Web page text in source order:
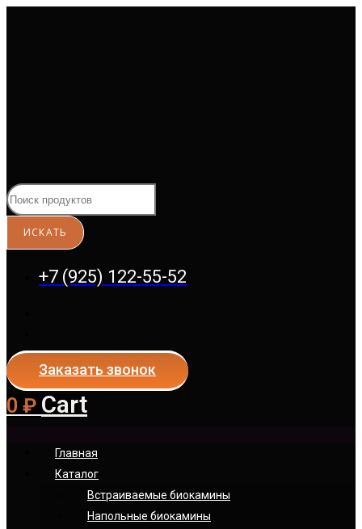
+7 (925) 122-55-52
Заказать звонок
0 ₽ Cart
Главная
Каталог
Встраиваемые биокамины
Напольные биокамины